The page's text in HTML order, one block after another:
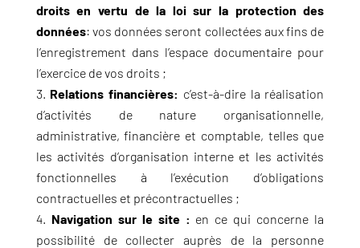
droits en vertu de la loi sur la protection des
données: vos données seront collectées aux fins de
l’enregistrement dans l’espace documentaire pour
l’exercice de vos droits ;
Relations financières: c’est-à-dire la réalisation
d’activités de nature organisationnelle,
administrative, financière et comptable, telles que
les activités d’organisation interne et les activités
fonctionnelles à l’exécution d’obligations
contractuelles et précontractuelles ;
Navigation sur le site : en ce qui concerne la
possibilité de collecter auprès de la personne